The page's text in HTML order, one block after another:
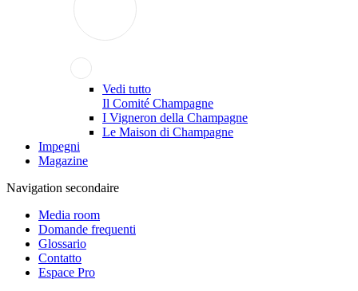
Vedi tutto
Il Comité Champagne
I Vigneron della Champagne
Le Maison di Champagne
Impegni
Magazine
Navigation secondaire
Media room
Domande frequenti
Glossario
Contatto
Espace Pro